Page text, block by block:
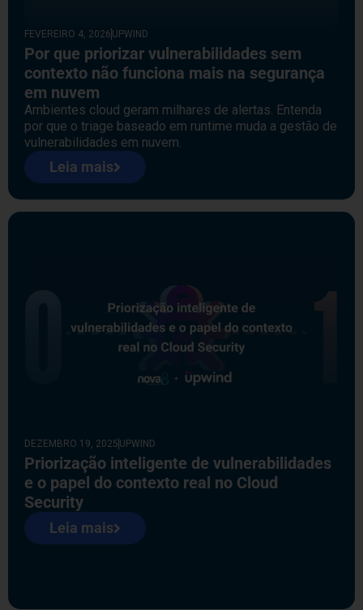
FEVEREIRO 4, 2026 UPWIND
Por que priorizar vulnerabilidades sem
contexto não funciona mais na segurança
em nuvem
Ambientes cloud geram milhares de alertas. Entenda
por que o triage baseado em runtime muda a gestão de
vulnerabilidades em nuvem.
Leia mais
DEZEMBRO 19, 2025 UPWIND
Priorização inteligente de vulnerabilidades
e o papel do contexto real no Cloud
Security
Leia mais